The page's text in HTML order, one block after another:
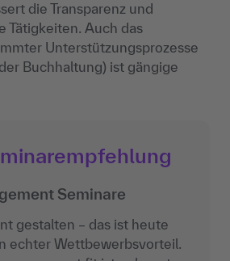
die Transparenz und
Tätigkeiten. Auch das
Unterstützungsprozesse
Buchhaltung) ist gängige
Seminare
gestalten – das ist heute
echter Wettbewerbsvorteil.